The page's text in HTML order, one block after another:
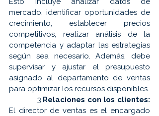
mercado, identificar oportunidades de
crecimiento, establecer precios
competitivos, realizar análisis de la
competencia y adaptar las estrategias
según sea necesario. Además, debe
supervisar y ajustar el presupuesto
asignado al departamento de ventas
para optimizar los recursos disponibles.
            3.
Relaciones con los clientes:
El director de ventas es el encargado